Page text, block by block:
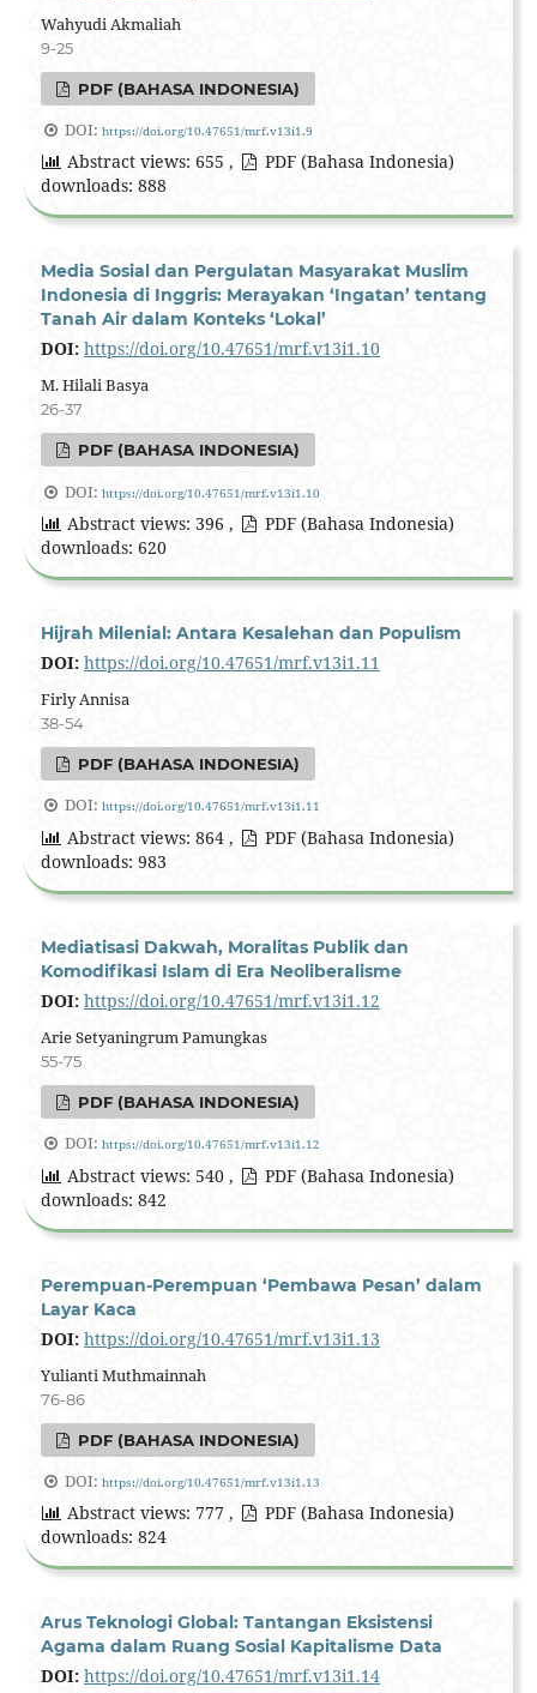
Wahyudi Akmaliah
9-25
PDF (BAHASA INDONESIA)
DOI: https://doi.org/10.47651/mrf.v13i1.9
Abstract views: 655 ,
PDF (Bahasa Indonesia)
downloads: 888
Media Sosial dan Pergulatan Masyarakat Muslim
Indonesia di Inggris: Merayakan ‘Ingatan’ tentang
Tanah Air dalam Konteks ‘Lokal’
DOI: https://doi.org/10.47651/mrf.v13i1.10
M. Hilali Basya
26-37
PDF (BAHASA INDONESIA)
DOI: https://doi.org/10.47651/mrf.v13i1.10
Abstract views: 396 ,
PDF (Bahasa Indonesia)
downloads: 620
Hijrah Milenial: Antara Kesalehan dan Populism
DOI: https://doi.org/10.47651/mrf.v13i1.11
Firly Annisa
38-54
PDF (BAHASA INDONESIA)
DOI: https://doi.org/10.47651/mrf.v13i1.11
Abstract views: 864 ,
PDF (Bahasa Indonesia)
downloads: 983
Mediatisasi Dakwah, Moralitas Publik dan
Komodifikasi Islam di Era Neoliberalisme
DOI: https://doi.org/10.47651/mrf.v13i1.12
Arie Setyaningrum Pamungkas
55-75
PDF (BAHASA INDONESIA)
DOI: https://doi.org/10.47651/mrf.v13i1.12
Abstract views: 540 ,
PDF (Bahasa Indonesia)
downloads: 842
Perempuan-Perempuan ‘Pembawa Pesan’ dalam
Layar Kaca
DOI: https://doi.org/10.47651/mrf.v13i1.13
Yulianti Muthmainnah
76-86
PDF (BAHASA INDONESIA)
DOI: https://doi.org/10.47651/mrf.v13i1.13
Abstract views: 777 ,
PDF (Bahasa Indonesia)
downloads: 824
Arus Teknologi Global: Tantangan Eksistensi
Agama dalam Ruang Sosial Kapitalisme Data
DOI: https://doi.org/10.47651/mrf.v13i1.14